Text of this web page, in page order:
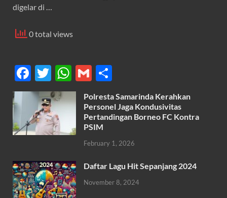
digelar di …
0 total views
F
ac
e
b
o
k
T
w
itt
er
W
h
at
s
A
p
G
m
ail
h
ar
e
Polresta Samarinda Kerahkan
Personel Jaga Kondusivitas
Pertandingan Borneo FC Kontra
PSIM
February 1, 2026
Daftar Lagu Hit Sepanjang 2024
November 8, 2024